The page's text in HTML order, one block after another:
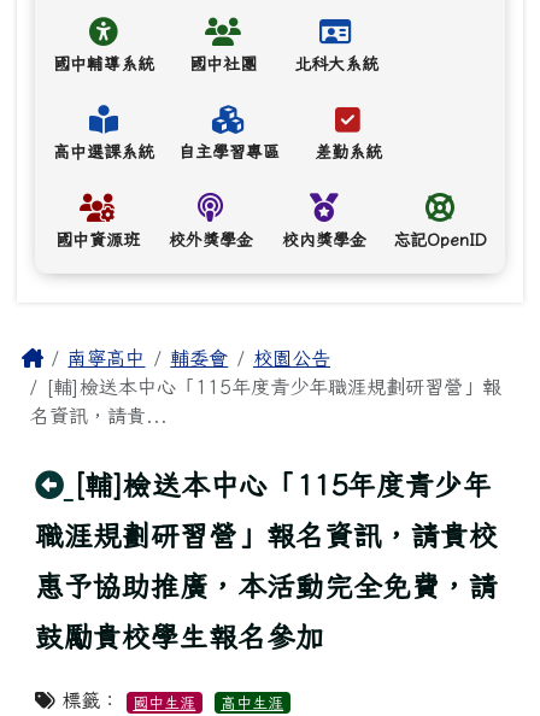
國中輔導系統 國中社團 北科大系統
高中選課系統 自主學習專區 差勤系統
國中資源班 校外獎學金 校內獎學金 忘記OpenID
主內容區域
Home南寧高中 輔委會
校園公告
[輔]檢送本中心「115年度青少年職涯規劃研習營」報
名資訊，請貴...
回上頁
[輔]檢送本中心「115年度青少年
職涯規劃研習營」報名資訊，請貴校
惠予協助推廣，本活動完全免費，請
鼓勵貴校學生報名參加
標籤： 國中生涯 高中生涯